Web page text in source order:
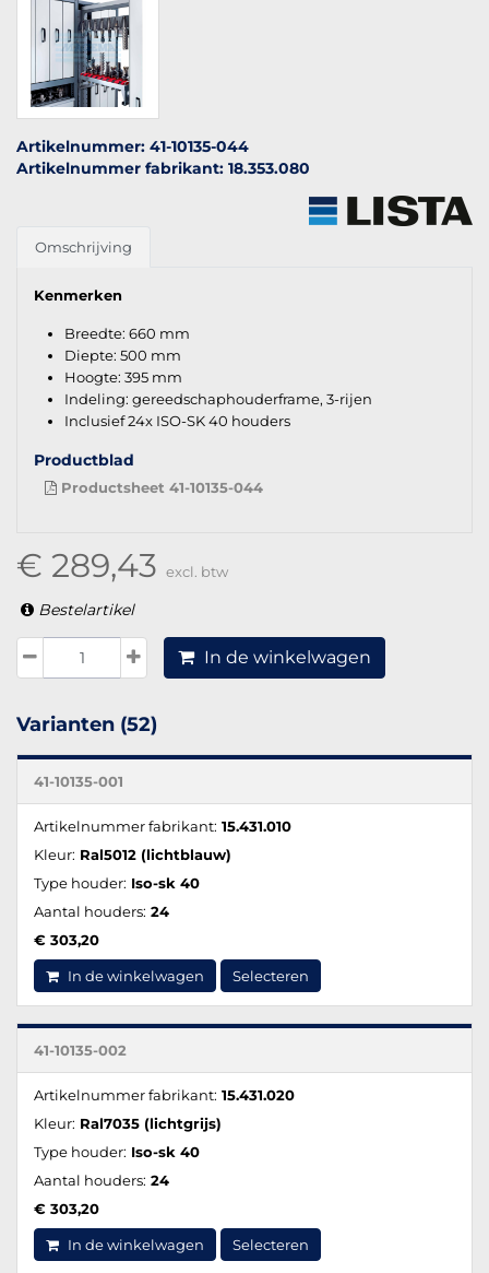
Artikelnummer: 41-10135-044
Artikelnummer fabrikant: 18.353.080
Omschrijving
Kenmerken
Breedte: 660 mm
Diepte: 500 mm
Hoogte: 395 mm
Indeling: gereedschaphouderframe, 3-rijen
Inclusief 24x ISO-SK 40 houders
Productblad
Productsheet 41-10135-044
€ 289,43 excl. btw
Bestelartikel
In de winkelwagen
Varianten (52)
41-10135-001
Artikelnummer fabrikant: 15.431.010
Kleur: Ral5012 (lichtblauw)
Type houder: Iso-sk 40
Aantal houders: 24
€ 303,20
In de winkelwagen Selecteren
41-10135-002
Artikelnummer fabrikant: 15.431.020
Kleur: Ral7035 (lichtgrijs)
Type houder: Iso-sk 40
Aantal houders: 24
€ 303,20
In de winkelwagen Selecteren